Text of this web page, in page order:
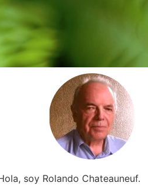
soy Rolando Chateauneuf.